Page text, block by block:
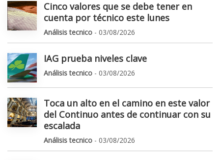
Cinco valores que se debe tener en
cuenta por técnico este lunes
Análisis tecnico - 03/08/2026
IAG prueba niveles clave
Análisis tecnico - 03/08/2026
Toca un alto en el camino en este valor
del Continuo antes de continuar con su
escalada
Análisis tecnico - 03/08/2026